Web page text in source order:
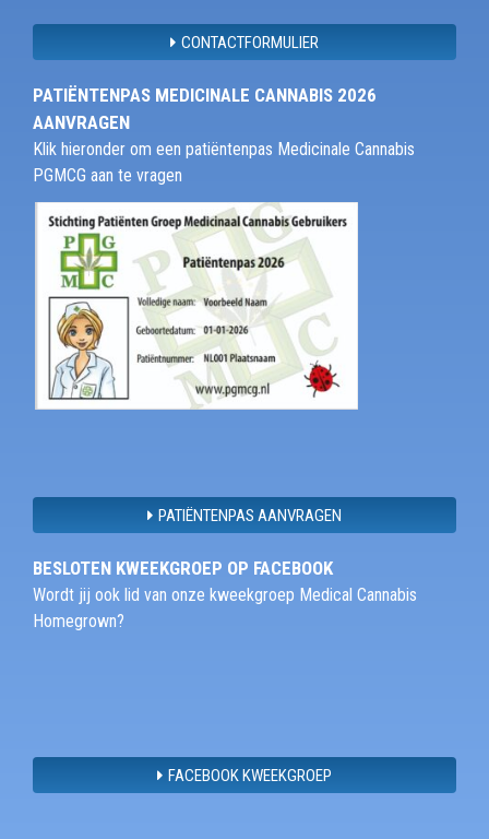
CONTACTFORMULIER
PATIËNTENPAS MEDICINALE CANNABIS 2026
AANVRAGEN
Klik hieronder om een patiëntenpas Medicinale Cannabis
PGMCG aan te vragen
PATIËNTENPAS AANVRAGEN
BESLOTEN KWEEKGROEP OP FACEBOOK
Wordt jij ook lid van onze kweekgroep Medical Cannabis
Homegrown?
FACEBOOK KWEEKGROEP